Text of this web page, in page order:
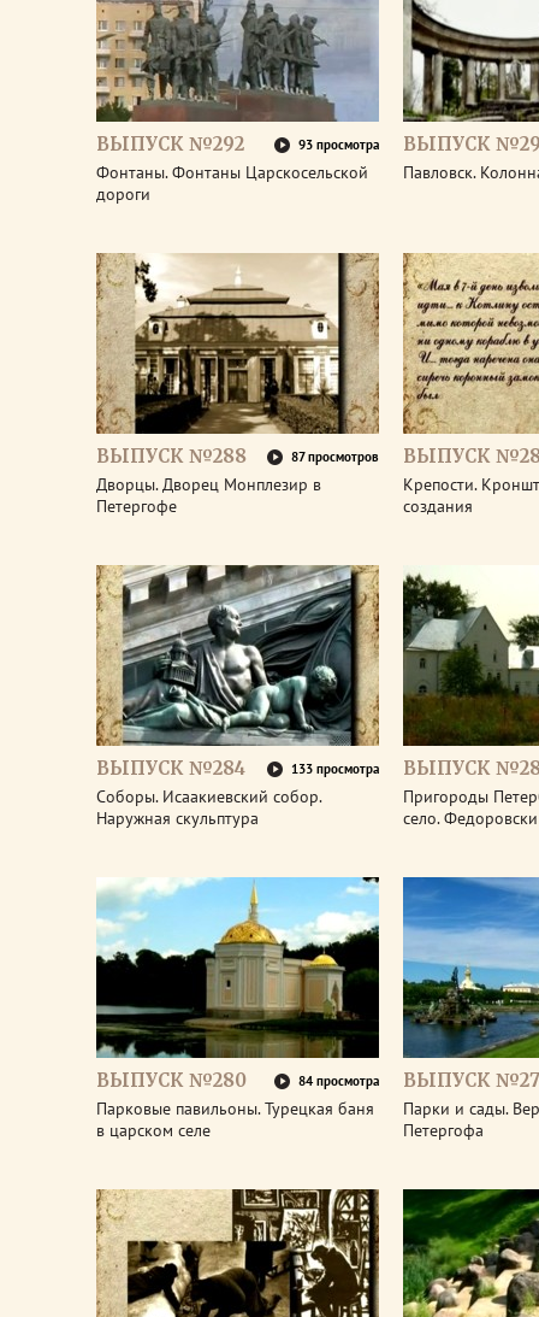
ВЫПУСК №292 93 просмотра
Фонтаны. Фонтаны Царскосельской
дороги
ВЫПУСК
Павловск.
ВЫПУСК №288 87 просмотров
Дворцы. Дворец Монплезир в
Петергофе
ВЫПУСК
Крепости.
создания
ВЫПУСК №284 133 просмотра
Соборы. Исаакиевский собор.
Наружная скульптура
ВЫПУСК
Пригороды
село.
ВЫПУСК №280 84 просмотра
Парковые павильоны. Турецкая баня
в царском селе
ВЫПУСК
Парки и сады.
Петергофа